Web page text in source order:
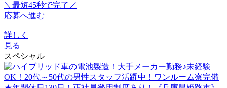
＼最短45秒で完了／
応募へ進む
詳しく
見る
スペシャル